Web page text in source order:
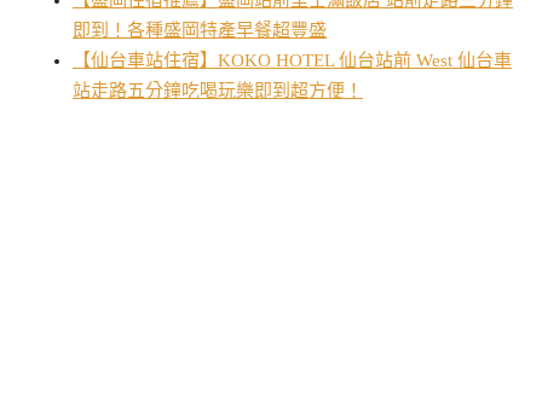
即到！各種盛岡特產早餐超豐盛
【仙台車站住宿】KOKO HOTEL 仙台站前 West 仙台車
站走路五分鐘吃喝玩樂即到超方便！